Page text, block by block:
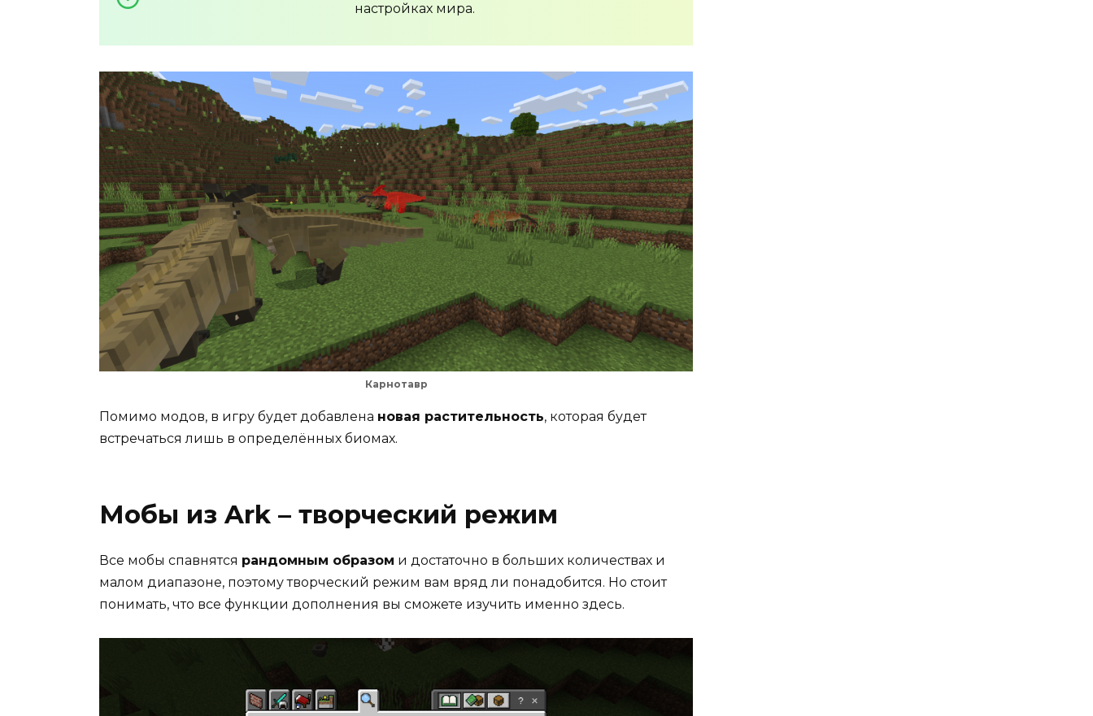
настройках мира.
Карнотавр
Помимо модов, в игру будет добавлена новая растительность, которая будет
встречаться лишь в определённых биомах.
Мобы из Ark – творческий режим
Все мобы спавнятся рандомным образом и достаточно в больших количествах и
малом диапазоне, поэтому творческий режим вам вряд ли понадобится. Но стоит
понимать, что все функции дополнения вы сможете изучить именно здесь.